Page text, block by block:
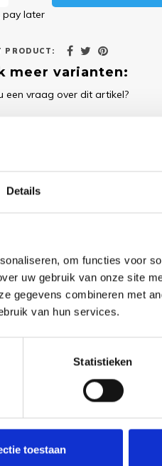
Details
om functies voor
uw gebruik van onze site
gegevens combineren met
van hun services.
Statistieken
toestaan
pay later
PRODUCT:
meer varianten:
helpt u met plezier!
een e-mail
betaling